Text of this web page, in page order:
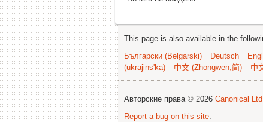
This page is also available in the
Български (Bəlgarski)
Deutsch
(ukrajins'ka)
中文 (Zhongwen,简) 中
Авторские права © 2026 Canonical
Report a bug on this site.